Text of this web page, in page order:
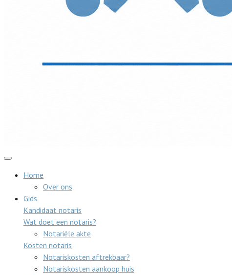
Home
Over ons
Gids
Kandidaat notaris
Wat doet een notaris?
Notariële akte
Kosten notaris
Notariskosten aftrekbaar?
Notariskosten aankoop huis